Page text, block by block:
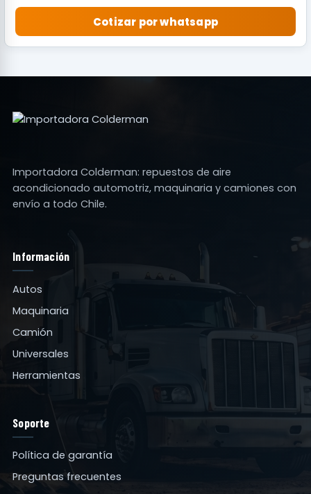
Cotizar por whatsapp
Importadora Colderman: repuestos de aire
acondicionado automotriz, maquinaria y camiones con
envío a todo Chile.
Información
Autos
Maquinaria
Camión
Universales
Herramientas
Soporte
Política de garantía
Preguntas frecuentes